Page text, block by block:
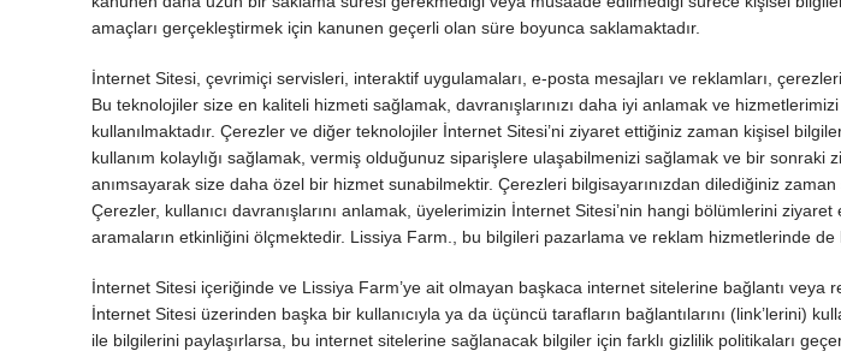
amaçları gerçekleştirmek için kanunen geçerli olan süre boyunca saklamaktadır.
İnternet Sitesi, çevrimiçi servisleri, interaktif uygulamaları, e-posta mesajları ve reklamları,
Bu teknolojiler size en kaliteli hizmeti sağlamak, davranışlarınızı daha iyi anlamak ve
kullanılmaktadır. Çerezler ve diğer teknolojiler İnternet Sitesi’ni ziyaret ettiğiniz zaman kişisel
kullanım kolaylığı sağlamak, vermiş olduğunuz siparişlere ulaşabilmenizi sağlamak ve bir sonraki
anımsayarak size daha özel bir hizmet sunabilmektir. Çerezleri bilgisayarınızdan dilediğiniz
Çerezler, kullanıcı davranışlarını anlamak, üyelerimizin İnternet Sitesi’nin hangi bölümlerini
aramaların etkinliğini ölçmektedir. Lissiya Farm., bu bilgileri pazarlama ve reklam hizmetlerinde de
İnternet Sitesi içeriğinde ve Lissiya Farm’ye ait olmayan başkaca internet sitelerine bağlantı veya
İnternet Sitesi üzerinden başka bir kullanıcıyla ya da üçüncü tarafların bağlantılarını (link’lerini)
ile bilgilerini paylaşırlarsa, bu internet sitelerine sağlanacak bilgiler için farklı gizlilik politikaları